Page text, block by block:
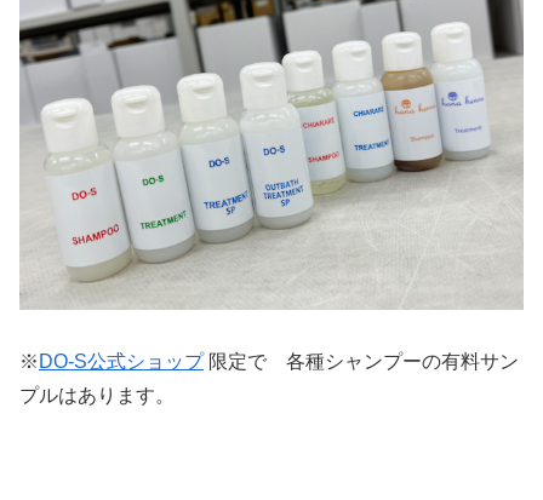
※ DO-S公式ショップ限定で 各種シャンプーの有料サン
プルはあります。